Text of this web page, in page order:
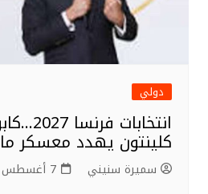
دولي
كلينتون يهدد معسكر
سميرة سنيني 7 أغسطس 2026